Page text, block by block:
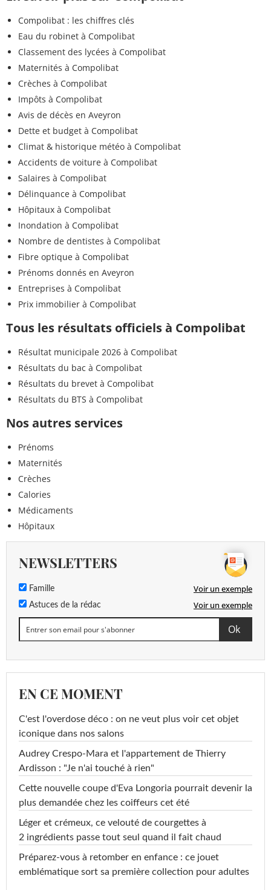
Compolibat : les chiffres clés
Eau du robinet à Compolibat
Classement des lycées à Compolibat
Maternités à Compolibat
Crèches à Compolibat
Impôts à Compolibat
Avis de décès en Aveyron
Dette et budget à Compolibat
Climat & historique météo à Compolibat
Accidents de voiture à Compolibat
Salaires à Compolibat
Délinquance à Compolibat
Hôpitaux à Compolibat
Inondation à Compolibat
Nombre de dentistes à Compolibat
Fibre optique à Compolibat
Prénoms donnés en Aveyron
Entreprises à Compolibat
Prix immobilier à Compolibat
Tous les résultats officiels à Compolibat
Résultat municipale 2026 à Compolibat
Résultats du bac à Compolibat
Résultats du brevet à Compolibat
Résultats du BTS à Compolibat
Nos autres services
Prénoms
Maternités
Crèches
Calories
Médicaments
Hôpitaux
NEWSLETTERS
Famille Voir un exemple
Astuces de la rédac Voir un exemple
EN CE MOMENT
C'est l'overdose déco : on ne veut plus voir cet objet
iconique dans nos salons
Audrey Crespo-Mara et l'appartement de Thierry
Ardisson : "Je n'ai touché à rien"
Cette nouvelle coupe d'Eva Longoria pourrait devenir la
plus demandée chez les coiffeurs cet été
Léger et crémeux, ce velouté de courgettes à
2 ingrédients passe tout seul quand il fait chaud
Préparez-vous à retomber en enfance : ce jouet
emblématique sort sa première collection pour adultes